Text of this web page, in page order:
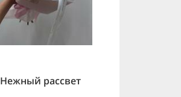
Нежный рассвет